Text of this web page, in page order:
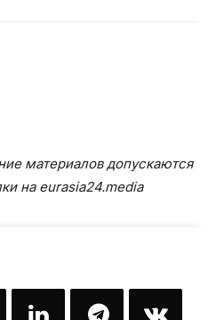
материалов допускаются
на eurasia24.media